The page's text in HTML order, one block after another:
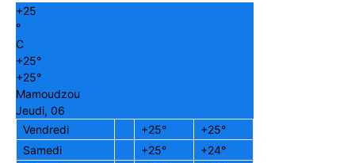
+25
°
C
+25°
+25°
Mamoudzou
Jeudi, 06
Vendredi
+25° +25°
Samedi
+25° +24°